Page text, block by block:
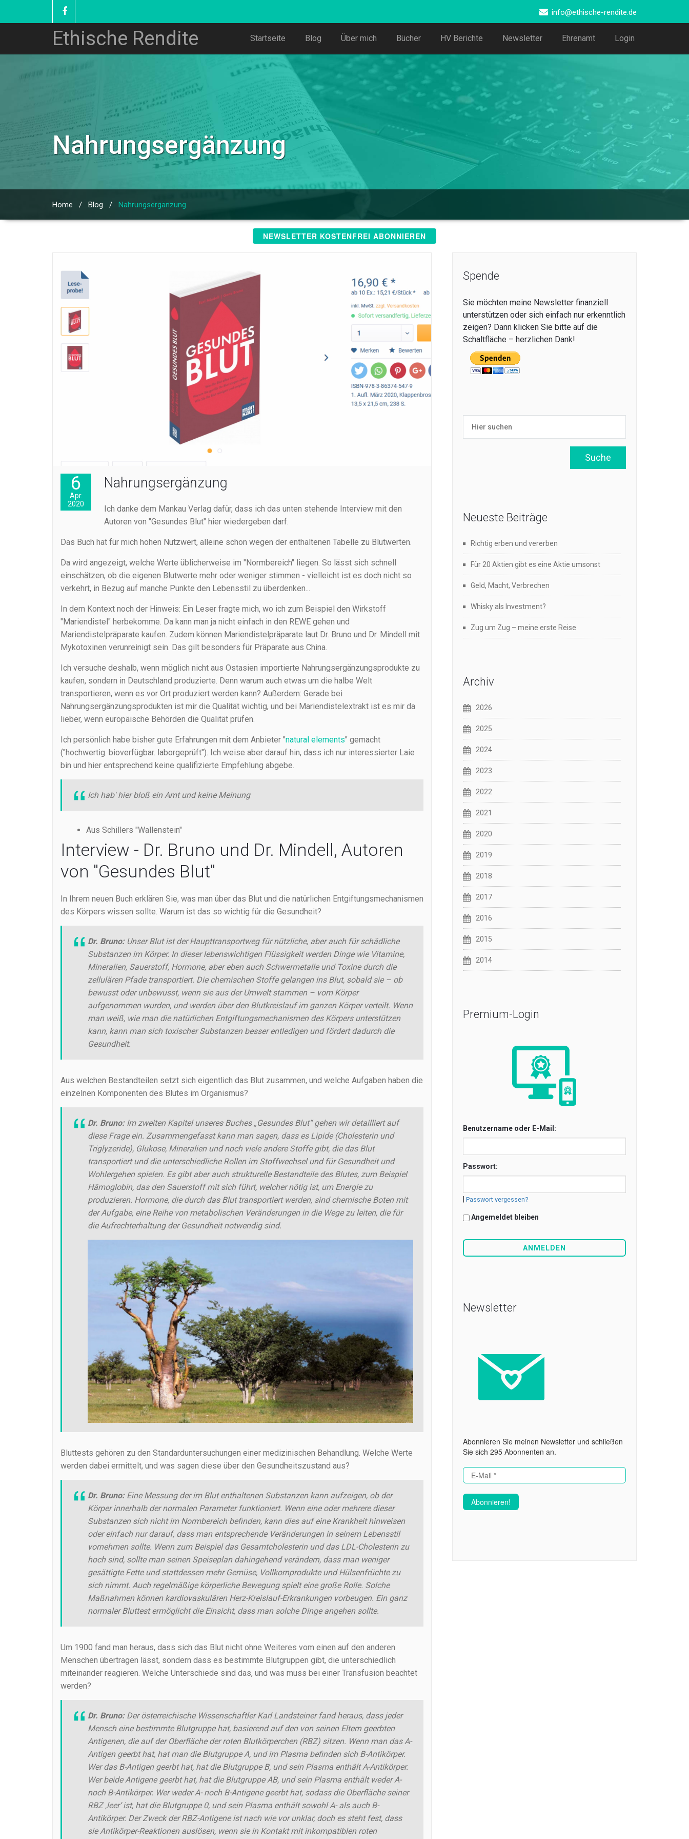
info@ethische-rendite.de
Ethische Rendite Startseite Blog Über mich Bücher HV Berichte Newsletter Ehrenamt Login
Nahrungsergänzung
Home / Blog / Nahrungsergänzung
NEWSLETTER KOSTENFREI ABONNIEREN
6
Apr.
2020
Nahrungsergänzung
Ich danke dem Mankau Verlag dafür, dass ich das unten stehende Interview mit den
Autoren von "Gesundes Blut" hier wiedergeben darf.
Das Buch hat für mich hohen Nutzwert, alleine schon wegen der enthaltenen Tabelle zu Blutwerten.
Da wird angezeigt, welche Werte üblicherweise im "Normbereich" liegen. So lässt sich schnell
einschätzen, ob die eigenen Blutwerte mehr oder weniger stimmen - vielleicht ist es doch nicht so
verkehrt, in Bezug auf manche Punkte den Lebensstil zu überdenken...
In dem Kontext noch der Hinweis: Ein Leser fragte mich, wo ich zum Beispiel den Wirkstoff
"Mariendistel" herbekomme. Da kann man ja nicht einfach in den REWE gehen und
Mariendistelpräparate kaufen. Zudem können Mariendistelpräparate laut Dr. Bruno und Dr. Mindell mit
Mykotoxinen verunreinigt sein. Das gilt besonders für Präparate aus China.
Ich versuche deshalb, wenn möglich nicht aus Ostasien importierte Nahrungsergänzungsprodukte zu
kaufen, sondern in Deutschland produzierte. Denn warum auch etwas um die halbe Welt
transportieren, wenn es vor Ort produziert werden kann? Außerdem: Gerade bei
Nahrungsergänzungsprodukten ist mir die Qualität wichtig, und bei Mariendistelextrakt ist es mir da
lieber, wenn europäische Behörden die Qualität prüfen.
Ich persönlich habe bisher gute Erfahrungen mit dem Anbieter "natural elements" gemacht
("hochwertig. bioverfügbar. laborgeprüft"). Ich weise aber darauf hin, dass ich nur interessierter Laie
bin und hier entsprechend keine qualifizierte Empfehlung abgebe.
Ich hab' hier bloß ein Amt und keine Meinung
Aus Schillers "Wallenstein"
Interview - Dr. Bruno und Dr. Mindell, Autoren
von "Gesundes Blut"
In Ihrem neuen Buch erklären Sie, was man über das Blut und die natürlichen Entgiftungsmechanismen
des Körpers wissen sollte. Warum ist das so wichtig für die Gesundheit?
Dr. Bruno:Unser Blut ist der Haupttransportweg für nützliche, aber auch für schädliche
Substanzen im Körper. In dieser lebenswichtigen Flüssigkeit werden Dinge wie Vitamine,
Mineralien, Sauerstoff, Hormone, aber eben auch Schwermetalle und Toxine durch die
zellulären Pfade transportiert. Die chemischen Stoffe gelangen ins Blut, sobald sie – ob
bewusst oder unbewusst, wenn sie aus der Umwelt stammen – vom Körper
aufgenommen wurden, und werden über den Blutkreislauf im ganzen Körper verteilt. Wenn
man weiß, wie man die natürlichen Entgiftungsmechanismen des Körpers unterstützen
kann, kann man sich toxischer Substanzen besser entledigen und fördert dadurch die
Gesundheit.
Aus welchen Bestandteilen setzt sich eigentlich das Blut zusammen, und welche Aufgaben haben die
einzelnen Komponenten des Blutes im Organismus?
Dr. Bruno:Im zweiten Kapitel unseres Buches „Gesundes Blut“ gehen wir detailliert auf
diese Frage ein. Zusammengefasst kann man sagen, dass es Lipide (Cholesterin und
Triglyzeride), Glukose, Mineralien und noch viele andere Stoffe gibt, die das Blut
transportiert und die unterschiedliche Rollen im Stoffwechsel und für Gesundheit und
Wohlergehen spielen. Es gibt aber auch strukturelle Bestandteile des Blutes, zum Beispiel
Hämoglobin, das den Sauerstoff mit sich führt, welcher nötig ist, um Energie zu
produzieren. Hormone, die durch das Blut transportiert werden, sind chemische Boten mit
der Aufgabe, eine Reihe von metabolischen Veränderungen in die Wege zu leiten, die für
die Aufrechterhaltung der Gesundheit notwendig sind.
Bluttests gehören zu den Standarduntersuchungen einer medizinischen Behandlung. Welche Werte
werden dabei ermittelt, und was sagen diese über den Gesundheitszustand aus?
Dr. Bruno:Eine Messung der im Blut enthaltenen Substanzen kann aufzeigen, ob der
Körper innerhalb der normalen Parameter funktioniert. Wenn eine oder mehrere dieser
Substanzen sich nicht im Normbereich befinden, kann dies auf eine Krankheit hinweisen
oder einfach nur darauf, dass man entsprechende Veränderungen in seinem Lebensstil
vornehmen sollte. Wenn zum Beispiel das Gesamtcholesterin und das LDL-Cholesterin zu
hoch sind, sollte man seinen Speiseplan dahingehend verändern, dass man weniger
gesättigte Fette und stattdessen mehr Gemüse, Vollkornprodukte und Hülsenfrüchte zu
sich nimmt. Auch regelmäßige körperliche Bewegung spielt eine große Rolle. Solche
Maßnahmen können kardiovaskulären Herz-Kreislauf-Erkrankungen vorbeugen. Ein ganz
normaler Bluttest ermöglicht die Einsicht, dass man solche Dinge angehen sollte.
Um 1900 fand man heraus, dass sich das Blut nicht ohne Weiteres vom einen auf den anderen
Menschen übertragen lässt, sondern dass es bestimmte Blutgruppen gibt, die unterschiedlich
miteinander reagieren. Welche Unterschiede sind das, und was muss bei einer Transfusion beachtet
werden?
Dr. Bruno:Der österreichische Wissenschaftler Karl Landsteiner fand heraus, dass jeder
Mensch eine bestimmte Blutgruppe hat, basierend auf den von seinen Eltern geerbten
Antigenen, die auf der Oberfläche der roten Blutkörperchen (RBZ) sitzen. Wenn man das A-
Antigen geerbt hat, hat man die Blutgruppe A, und im Plasma befinden sich B-Antikörper.
Wer das B-Antigen geerbt hat, hat die Blutgruppe B, und sein Plasma enthält A-Antikörper.
Wer beide Antigene geerbt hat, hat die Blutgruppe AB, und sein Plasma enthält weder A-
noch B-Antikörper. Wer weder A- noch B-Antigene geerbt hat, sodass die Oberfläche seiner
RBZ ‚leer‘ ist, hat die Blutgruppe 0, und sein Plasma enthält sowohl A- als auch B-
Antikörper. Der Zweck der RBZ-Antigene ist nach wie vor unklar, doch es steht fest, dass
sie Antikörper-Reaktionen auslösen, wenn sie in Kontakt mit inkompatiblen roten
Spende
Sie möchten meine Newsletter finanziell
unterstützen oder sich einfach nur erkenntlich
zeigen? Dann klicken Sie bitte auf die
Schaltfläche – herzlichen Dank!
Neueste Beiträge
Richtig erben und vererben
Für 20 Aktien gibt es eine Aktie umsonst
Geld, Macht, Verbrechen
Whisky als Investment?
Zug um Zug – meine erste Reise
Archiv
2026
2025
2024
2023
2022
2021
2020
2019
2018
2017
2016
2015
2014
Premium-Login
Benutzername oder E-Mail:
Passwort:
Passwort vergessen?
Angemeldet bleiben
Newsletter
Abonnieren Sie meinen Newsletter und schließen
Sie sich 295 Abonnenten an.